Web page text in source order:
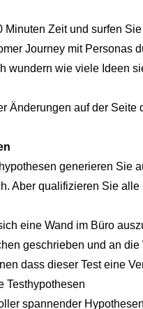
Zeit und surfen
Journey mit Personas
wundern wie viele Ideen
Änderungen auf der
generieren Sie
Aber qualifizieren Sie alle
eine Wand im Büro
geschrieben und an
dass dieser Test eine
Testhypothesen
spannender